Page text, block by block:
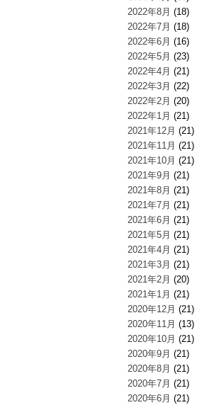
2022年8月 (18)
2022年7月 (18)
2022年6月 (16)
2022年5月 (23)
2022年4月 (21)
2022年3月 (22)
2022年2月 (20)
2022年1月 (21)
2021年12月 (21)
2021年11月 (21)
2021年10月 (21)
2021年9月 (21)
2021年8月 (21)
2021年7月 (21)
2021年6月 (21)
2021年5月 (21)
2021年4月 (21)
2021年3月 (21)
2021年2月 (20)
2021年1月 (21)
2020年12月 (21)
2020年11月 (13)
2020年10月 (21)
2020年9月 (21)
2020年8月 (21)
2020年7月 (21)
2020年6月 (21)